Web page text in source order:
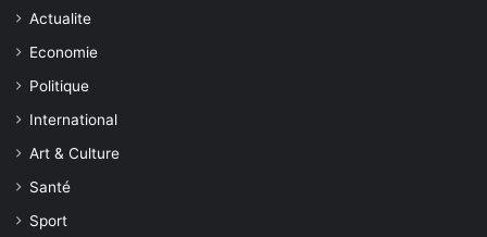
Actualite
Economie
Politique
International
Art & Culture
Santé
Sport